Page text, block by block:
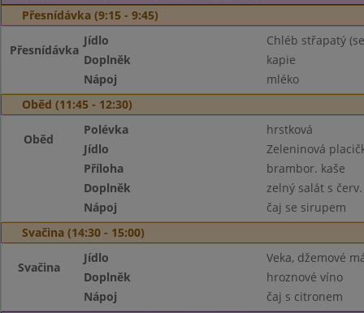
Přesnídávka (9:15 - 9:45)
Přesnídávka
Jídlo
Chléb střapatý
Doplněk
kapie
Nápoj
mléko
Oběd (11:45 - 12:30)
Oběd
Polévka
hrstková
Jídlo
Zeleninová
Příloha
brambor. kaše
Doplněk
zelný salát s
Nápoj
čaj se sirupem
Svačina (14:30 - 15:00)
Svačina
Jídlo
Veka, džemové
Doplněk
hroznové víno
Nápoj
čaj s citronem